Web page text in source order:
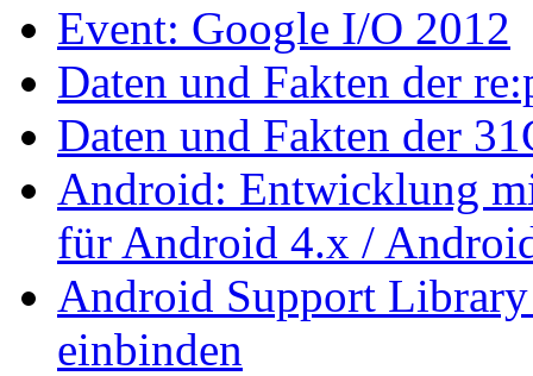
Event: Google I/O 2012
Daten und Fakten der
Daten und Fakten der
Android: Entwicklung
für Android 4.x /
Android Support
einbinden